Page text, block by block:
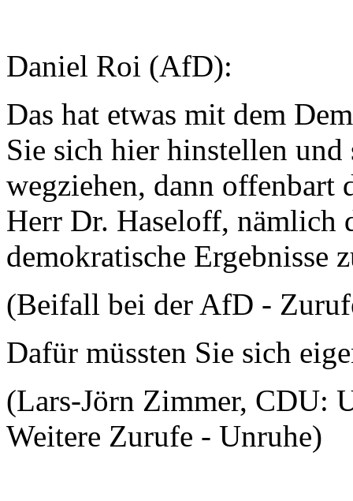
Daniel Roi (AfD):
Das hat etwas mit dem
Sie sich hier hinstellen und
wegziehen, dann offenbart
Herr Dr. Haseloff, nämlich
demokratische Ergebnisse
(Beifall bei der AfD -
Dafür müssten Sie sich
(Lars-Jörn Zimmer, CDU:
Weitere Zurufe - Unruhe)